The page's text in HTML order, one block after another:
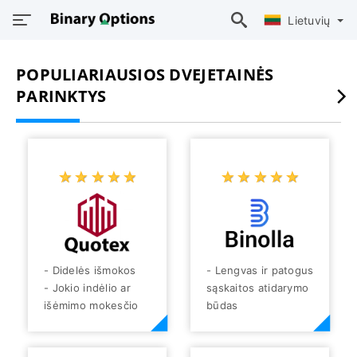
Lietuvių
POPULIARIAUSIOS DVEJETAINĖS
PARINKTYS
☆ ☆ ☆ ☆ ☆
★ ★ ★ ★ ★
- Didelės išmokos
- Jokio indėlio ar
išėmimo mokesčio
☆ ☆ ☆ ☆ ☆
★ ★ ★ ★ ★
- Lengvas ir patogus
sąskaitos atidarymo
būdas